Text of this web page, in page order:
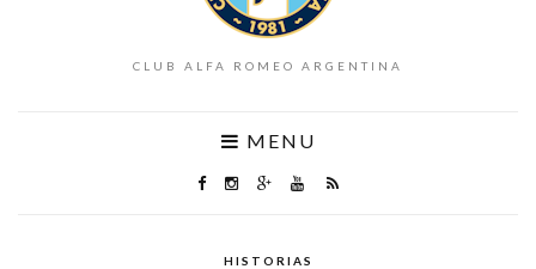
CLUB ALFA ROMEO ARGENTINA
MENU
HISTORIAS